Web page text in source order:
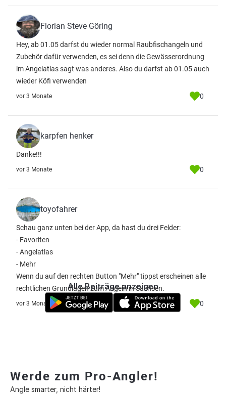
Florian Steve Göring
Hey, ab 01.05 darfst du wieder normal Raubfischangeln und
Zubehör dafür verwenden, es sei denn die Gewässerordnung
im Angelatlas sagt was anderes. Also du darfst ab 01.05 auch
wieder Köfi verwenden
vor 3 Monate 0
karpfen henker
Danke!!!
vor 3 Monate 0
toyofahrer
Schau ganz unten bei der App, da hast du drei Felder:
- Favoriten
- Angelatlas
- Mehr
Wenn du auf den rechten Button "Mehr" tippst erscheinen alle
rechtlichen Grundlagen zum Angeln in Sachsen.
vor 3 Monate 0
Alle Beiträge anzeigen
Werde zum Pro-Angler!
Angle smarter, nicht härter!